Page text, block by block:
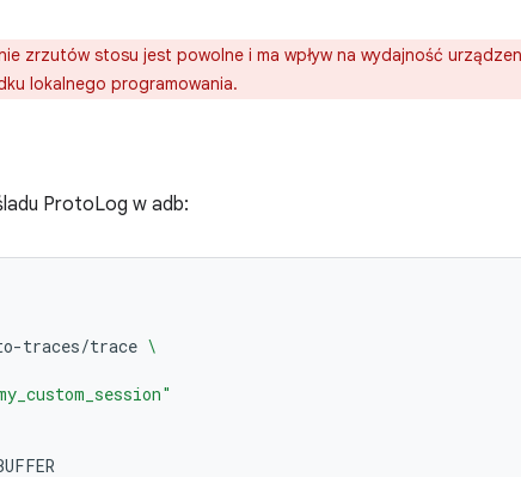
zrzutów stosu jest powolne i ma wpływ na wydajność
lokalnego programowania.
ProtoLog w adb:
traces/trace \